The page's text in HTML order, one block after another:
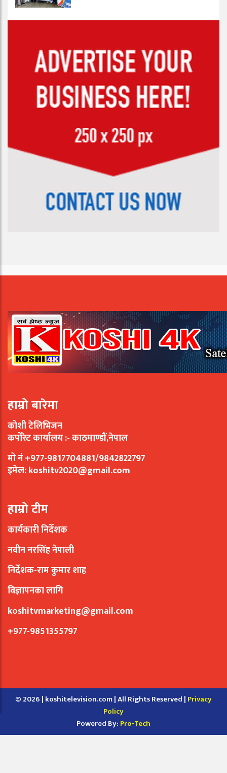
हाम्रो बारेमा
कोशी टेलिभिजन
कर्पोरेट कार्यालय :- काठमाण्डौं,नेपाल
मो नं +977-9817704881/9842822797
इमेल:koshitv2020@gmail.com
हाम्रो टीम
कार्यकारी निर्देशक
नवीन नरसिंह नेपाली
निर्देशक-राम कुमार शाह
विज्ञापनका लागि
koshitvmarketing@gmail.com
+977-9851355797
© 2026 | koshitelevision.com | All Rights Reserved | Privacy
Policy
Powered By: Pro-Tech